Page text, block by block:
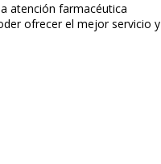
atención farmacéutica
ofrecer el mejor servicio y